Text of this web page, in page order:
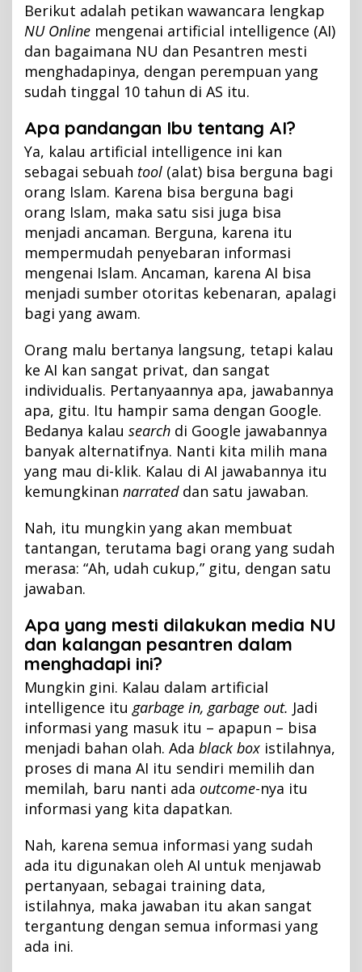
Berikut adalah petikan wawancara lengkap
NU Online mengenai artificial intelligence (AI)
dan bagaimana NU dan Pesantren mesti
menghadapinya, dengan perempuan yang
sudah tinggal 10 tahun di AS itu.
Apa pandangan Ibu tentang AI?
Ya, kalau artificial intelligence ini kan
sebagai sebuah tool (alat) bisa berguna bagi
orang Islam. Karena bisa berguna bagi
orang Islam, maka satu sisi juga bisa
menjadi ancaman. Berguna, karena itu
mempermudah penyebaran informasi
mengenai Islam. Ancaman, karena AI bisa
menjadi sumber otoritas kebenaran, apalagi
bagi yang awam.
Orang malu bertanya langsung, tetapi kalau
ke AI kan sangat privat, dan sangat
individualis. Pertanyaannya apa, jawabannya
apa, gitu. Itu hampir sama dengan Google.
Bedanya kalau search di Google jawabannya
banyak alternatifnya. Nanti kita milih mana
yang mau di-klik. Kalau di AI jawabannya itu
kemungkinan narrateddan satu jawaban.
Nah, itu mungkin yang akan membuat
tantangan, terutama bagi orang yang sudah
merasa: “Ah, udah cukup,” gitu, dengan satu
jawaban.
Apa yang mesti dilakukan media NU
dan kalangan pesantren dalam
menghadapi ini?
Mungkin gini. Kalau dalam artificial
intelligence itu garbage in, garbage out. Jadi
informasi yang masuk itu – apapun – bisa
menjadi bahan olah. Ada black box istilahnya,
proses di mana AI itu sendiri memilih dan
memilah, baru nanti ada outcome-nya itu
informasi yang kita dapatkan.
Nah, karena semua informasi yang sudah
ada itu digunakan oleh AI untuk menjawab
pertanyaan, sebagai training data,
istilahnya, maka jawaban itu akan sangat
tergantung dengan semua informasi yang
ada ini.